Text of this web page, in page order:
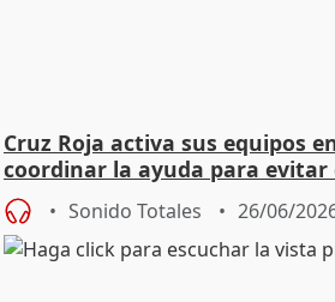
Cruz Roja activa sus equipos
coordinar la ayuda para evitar
Sonido Totales 26/06/